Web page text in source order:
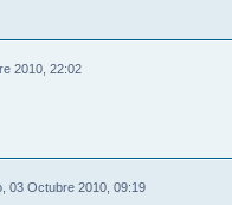
2010, 22:02
03 Octubre 2010, 09:19